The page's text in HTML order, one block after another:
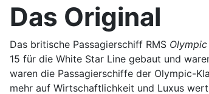
Das Original
Das britische Passagierschiff RMS Olympic
15 für die White Star Line gebaut und
waren die Passagierschiffe der Olympic-
mehr auf Wirtschaftlichkeit und Luxus